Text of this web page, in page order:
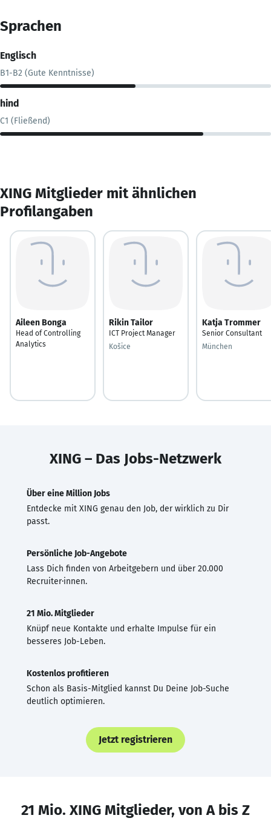
Sprachen
Englisch
B1-B2 (Gute Kenntnisse)
hind
C1 (Fließend)
XING Mitglieder mit ähnlichen
Profilangaben
Aileen Bonga
Head of Controlling
Analytics
Rikin Tailor
ICT Project Manager
Košice
Katja Trommer
Senior Consultant
München
XING – Das Jobs-Netzwerk
Über eine Million Jobs
Entdecke mit XING genau den Job, der wirklich zu Dir
passt.
Persönliche Job-Angebote
Lass Dich finden von Arbeitgebern und über 20.000
Recruiter·innen.
21 Mio. Mitglieder
Knüpf neue Kontakte und erhalte Impulse für ein
besseres Job-Leben.
Kostenlos profitieren
Schon als Basis-Mitglied kannst Du Deine Job-Suche
deutlich optimieren.
Jetzt registrieren
21 Mio. XING Mitglieder, von A bis Z